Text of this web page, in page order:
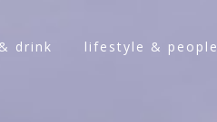
drink lifestyle & people